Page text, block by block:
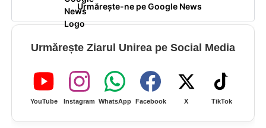
Urmărește-ne pe Google News
Urmărește Ziarul Unirea pe Social Media
YouTube Instagram WhatsApp Facebook X TikTok